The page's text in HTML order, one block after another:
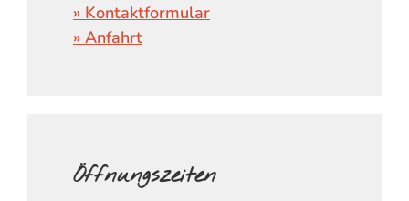
» Kontaktformular
» Anfahrt
Öffnungszeiten